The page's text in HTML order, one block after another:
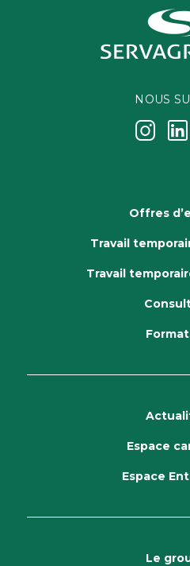
NOUS
j k
Offres
Travail
Travail
Espace
Espace
Le